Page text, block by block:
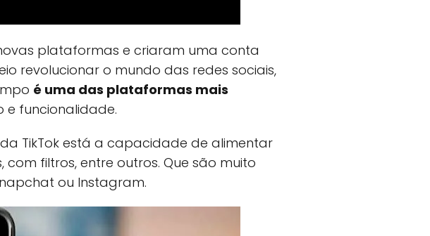
plataformas e criaram uma conta
revolucionar o mundo das redes sociais,
é uma das plataformas mais
funcionalidade.
TikTok está a capacidade de alimentar
filtros, entre outros. Que são muito
ou Instagram.